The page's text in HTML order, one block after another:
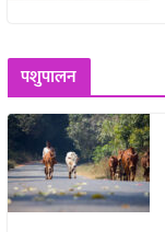
पशुपालन